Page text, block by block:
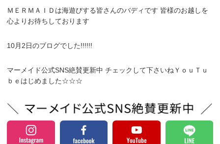
ＭＥＲＭＡＩＤは海遊びする皆さんのバディです 皆様のお越しを
心よりお待ちしております
10月2日のブログでした!!!!!!
マーメイド公式SNS絶賛更新中 チェックして下さいねＹｏｕＴｕ
ｂｅはじめました☆☆☆